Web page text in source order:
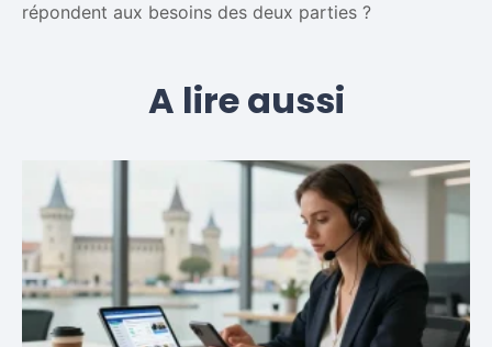
répondent aux besoins des deux parties ?
A lire aussi